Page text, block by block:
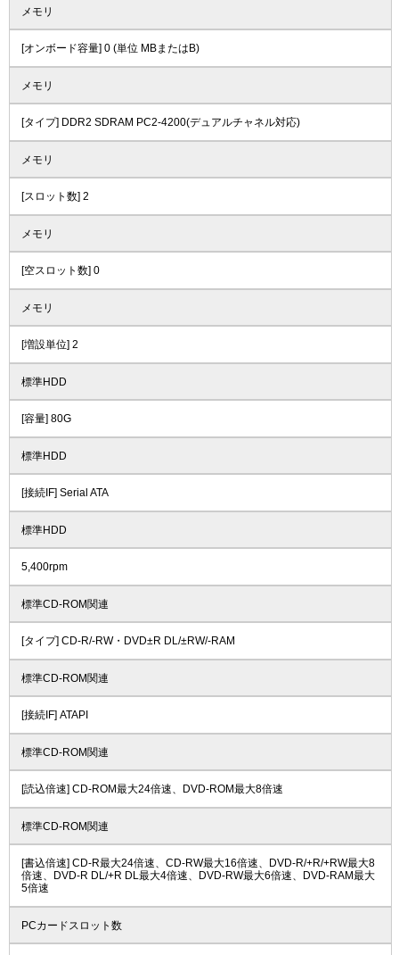
メモリ
[オンボード容量] 0 (単位 MBまたはB)
メモリ
[タイプ] DDR2 SDRAM PC2-4200(デュアルチャネル対応)
メモリ
[スロット数] 2
メモリ
[空スロット数] 0
メモリ
[増設単位] 2
標準HDD
[容量] 80G
標準HDD
[接続IF] Serial ATA
標準HDD
5,400rpm
標準CD-ROM関連
[タイプ] CD-R/-RW・DVD±R DL/±RW/-RAM
標準CD-ROM関連
[接続IF] ATAPI
標準CD-ROM関連
[読込倍速] CD-ROM最大24倍速、DVD-ROM最大8倍速
標準CD-ROM関連
[書込倍速] CD-R最大24倍速、CD-RW最大16倍速、DVD-R/+R/+RW最大8
倍速、DVD-R DL/+R DL最大4倍速、DVD-RW最大6倍速、DVD-RAM最大
5倍速
PCカードスロット数